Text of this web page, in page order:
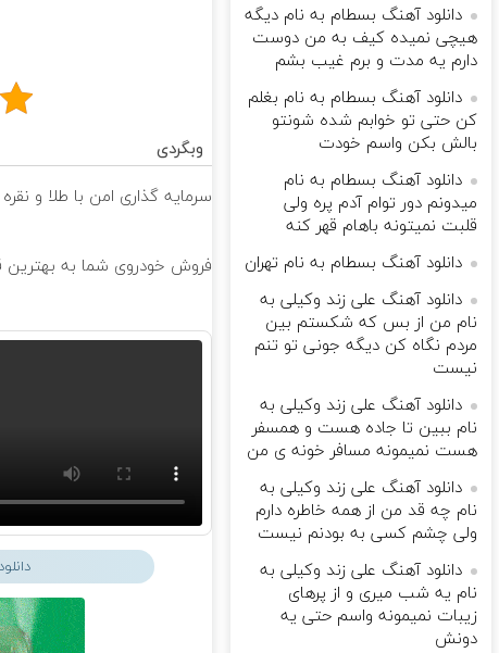
وبگردی
سرمایه گذاری امن با طلا و
فروش خودروی شما به بهترین
دانلود آهنگ بسطام به نام دیگه
هیچی نمیده کیف به من دوست
دارم یه مدت و برم غیب بشم
دانلود آهنگ بسطام به نام بغلم
کن حتی تو خوابم شده شونتو
بالش بکن واسم خودت
دانلود آهنگ بسطام به نام
میدونم دور توام آدم پره ولی
قلبت نمیتونه باهام قهر کنه
دانلود آهنگ بسطام به نام تهران
دانلود آهنگ علی زند وکیلی به
نام من از بس كه شكستم بین
مردم نگاه كن دیگه جونى تو تنم
نیست
دانلود آهنگ علی زند وکیلی به
نام ببین تا جاده هست و همسفر
هست نمیمونه مسافر خونه ی من
دانلود آهنگ علی زند وکیلی به
نام چه قد من از همه خاطره دارم
ولی چشم كسی به بودنم نیست
دانلود آهنگ علی زند وکیلی به
نام یه شب میرى و از پرهای
زيبات نمیمونه واسم حتی یه
دونش